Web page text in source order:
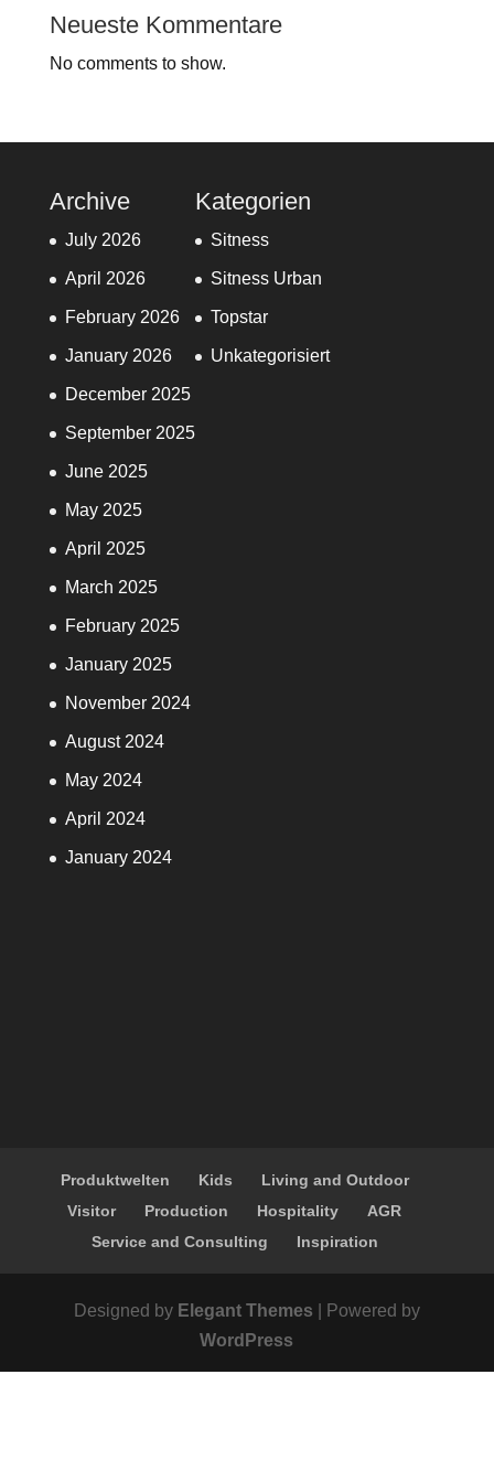
Neueste Kommentare
No comments to show.
Archive
July 2026
April 2026
February 2026
January 2026
December 2025
September 2025
June 2025
May 2025
April 2025
March 2025
February 2025
January 2025
November 2024
August 2024
May 2024
April 2024
January 2024
Kategorien
Sitness
Sitness Urban
Topstar
Unkategorisiert
Produktwelten Kids
Living and Outdoor
Visitor
Production Hospitality
AGR
Service and Consulting
Inspiration
Designed by Elegant Themes | Powered by
WordPress